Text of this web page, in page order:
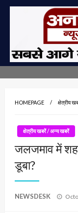
Skip
सबसे आगे सबसे तेज
HOMEPAGE क्षेत्रीय
क्षेत्रीय खबरें / अन्य खबरें
जलजमाव में
डूबा?
NEWSDESK